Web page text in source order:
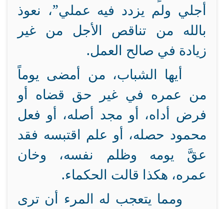
أجلي ولم يزدد فيه عملي”، نعوذ
بالله من تناقص الأجل من غير
زيادة في صالح العمل.
أيها الشباب، من أمضى يوماً
من عمره في غير حق قضاه أو
فرض أداه، أو مجد أصله، أو فعل
محمود حصله، أو علم اقتبسه فقد
عقَّ يومه وظلم نفسه، وخان
عمره، هكذا قالت الحكماء.
ومما يتعجب له المرء أن ترى